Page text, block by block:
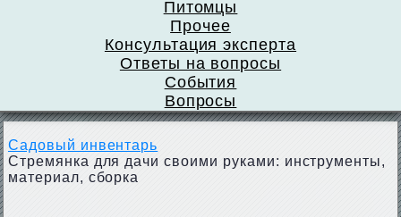
Питомцы
Прочее
Консультация эксперта
Ответы на вопросы
События
Вопросы
Садовый инвентарь
Стремянка для дачи своими руками: инструменты,
материал, сборка